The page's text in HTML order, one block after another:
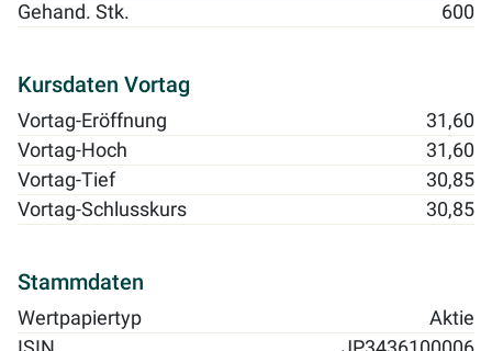
Gehand. Stk.
600
Kursdaten Vortag
Vortag-Eröffnung
31,60
Vortag-Hoch
31,60
Vortag-Tief
30,85
Vortag-Schlusskurs
30,85
Stammdaten
Wertpapiertyp
Aktie